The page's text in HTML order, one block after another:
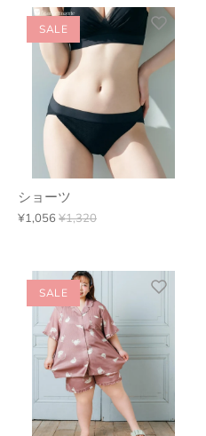
SALE
ショーツ
¥1,056 ¥1,320
SALE